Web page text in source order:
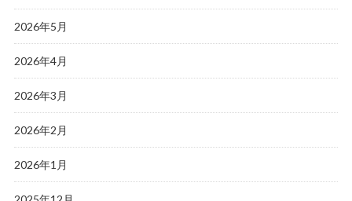
2026年5月
2026年4月
2026年3月
2026年2月
2026年1月